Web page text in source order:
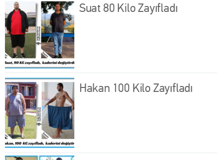
Suat 80 Kilo Zayıfladı
Hakan 100 Kilo Zayıfladı